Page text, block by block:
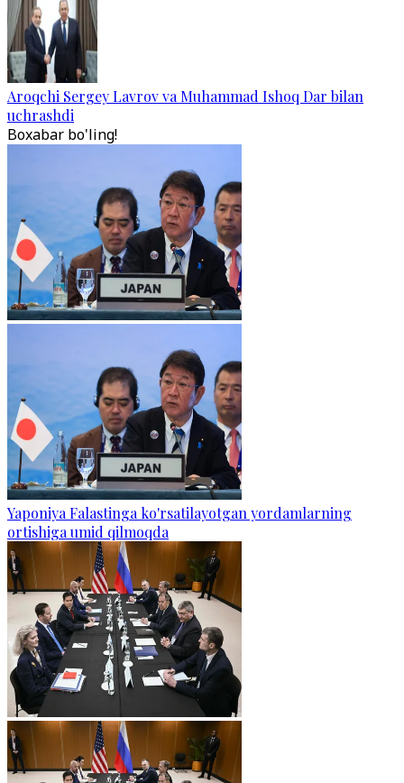
Aroqchi Sergey Lavrov va Muhammad Ishoq Dar bilan
uchrashdi
Boxabar bo'ling!
Yaponiya Falastinga ko'rsatilayotgan yordamlarning
ortishiga umid qilmoqda